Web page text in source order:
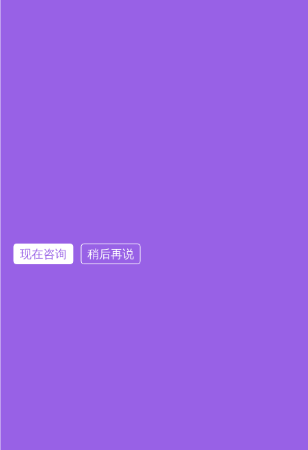
现在咨询 稍后再说